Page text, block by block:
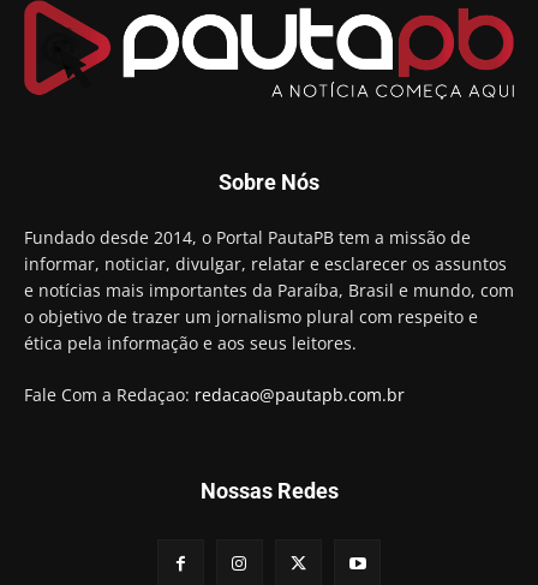
Arthur Lira parabeniza Karla Pimentel por sua
reeleição em Conde
00:23
Aguinaldo Ribeiro destaca apoio do PP a Hugo
preso e faz vídeo na cadeia
Hugo Motta retira projeto que permitia bancos
"confiscar" dinheiro de clientes
01:49
Descaso da gestão Panta deixa crianças e
professoras 'ilhadas' em creche
00:16
Sobre Nós
Fundado desde 2014, o Portal PautaPB tem a missão de
informar, noticiar, divulgar, relatar e esclarecer os assuntos
e notícias mais importantes da Paraíba, Brasil e mundo, com
o objetivo de trazer um jornalismo plural com respeito e
ética pela informação e aos seus leitores.
Fale Com a Redaçao: redacao@pautapb.com.br
Nossas Redes